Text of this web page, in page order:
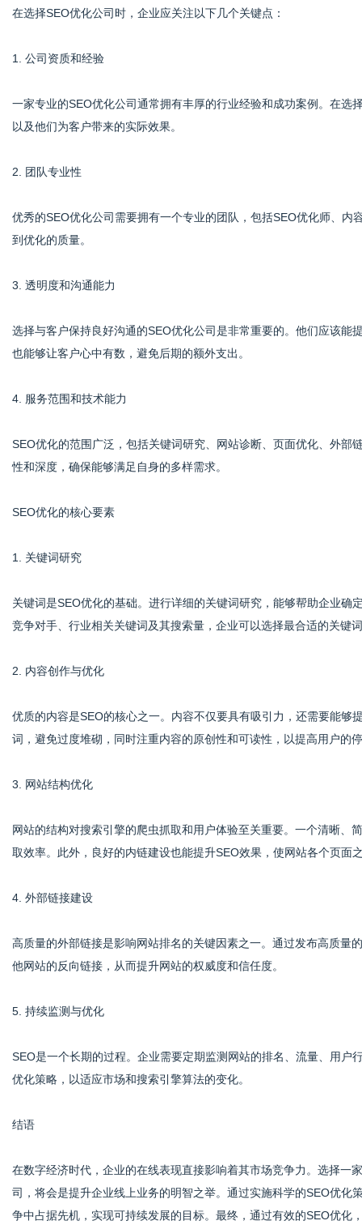
在选择SEO优化公司时，企业应关注以下几个关键点：
1. 公司资质和经验
一家专业的SEO优化公司通常拥有丰厚的行业经验和成功案例。在
以及他们为客户带来的实际效果。
2. 团队专业性
优秀的SEO优化公司需要拥有一个专业的团队，包括SEO优化师、
到优化的质量。
3. 透明度和沟通能力
选择与客户保持良好沟通的SEO优化公司是非常重要的。他们应该
也能够让客户心中有数，避免后期的额外支出。
4. 服务范围和技术能力
SEO优化的范围广泛，包括关键词研究、网站诊断、页面优化、外
性和深度，确保能够满足自身的多样需求。
SEO优化的核心要素
1. 关键词研究
关键词是SEO优化的基础。进行详细的关键词研究，能够帮助企业
竞争对手、行业相关关键词及其搜索量，企业可以选择最合适的关键
2. 内容创作与优化
优质的内容是SEO的核心之一。内容不仅要具有吸引力，还需要能
词，避免过度堆砌，同时注重内容的原创性和可读性，以提高用户的
3. 网站结构优化
网站的结构对搜索引擎的爬虫抓取和用户体验至关重要。一个清晰、
取效率。此外，良好的内链建设也能提升SEO效果，使网站各个页面
4. 外部链接建设
高质量的外部链接是影响网站排名的关键因素之一。通过发布高质量
他网站的反向链接，从而提升网站的权威度和信任度。
5. 持续监测与优化
SEO是一个长期的过程。企业需要定期监测网站的排名、流量、用
优化策略，以适应市场和搜索引擎算法的变化。
结语
在数字经济时代，企业的在线表现直接影响着其市场竞争力。选择一
司，将会是提升企业线上业务的明智之举。通过实施科学的SEO优
争中占据先机，实现可持续发展的目标。最终，通过有效的SEO优化